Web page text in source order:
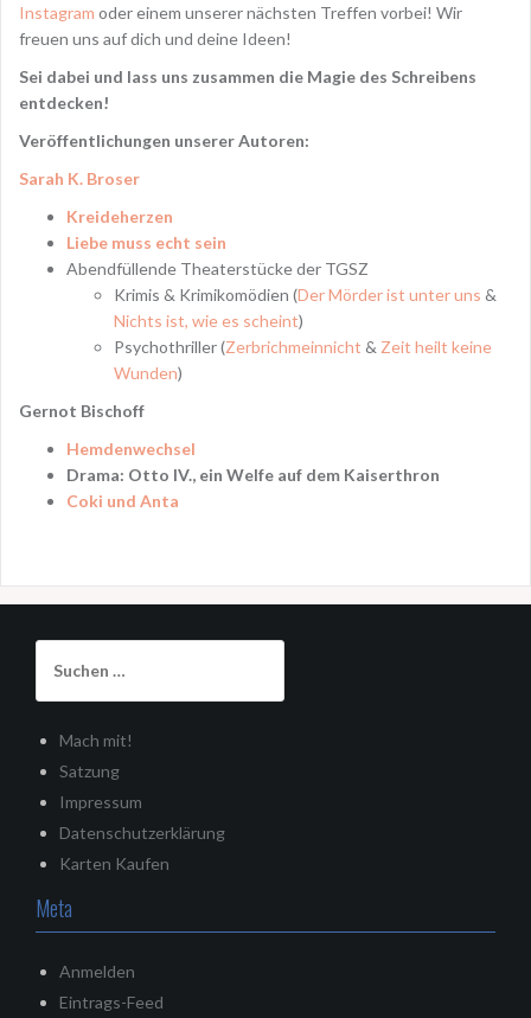
Instagram oder einem unserer nächsten Treffen vorbei! Wir
freuen uns auf dich und deine Ideen!
Sei dabei und lass uns zusammen die Magie des Schreibens
entdecken!
Veröffentlichungen unserer Autoren:
Sarah K. Broser
Kreideherzen
Liebe muss echt sein
Abendfüllende Theaterstücke der TGSZ
Krimis & Krimikomödien (Der Mörder ist unter uns &
Nichts ist, wie es scheint)
Psychothriller (Zerbrichmeinnicht & Zeit heilt keine
Wunden)
Gernot Bischoff
Hemdenwechsel
Drama: Otto IV., ein Welfe auf dem Kaiserthron
Coki und Anta
nach:
Mach mit!
Satzung
Impressum
Datenschutzerklärung
Karten Kaufen
Meta
Anmelden
Eintrags-Feed